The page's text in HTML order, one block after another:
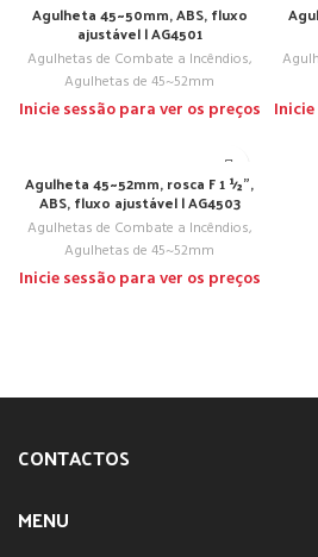
Agulheta 45~50mm, ABS, fluxo
ajustável | AG4501
Agulhetas de Combate a Incêndios,
Agulhetas de 45~52mm
Inicie sessão para ver os preços
Agulheta 45~52mm, rosca F 1 ½”,
ABS, fluxo ajustável | AG4503
Agulhetas de Combate a Incêndios,
Agulhetas de 45~52mm
Inicie sessão para ver os preços
CONTACTOS
MENU